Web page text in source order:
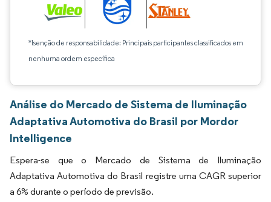
*Isenção de responsabilidade: Principais participantes classificados em
nenhuma ordem específica
Análise do Mercado de Sistema de Iluminação
Adaptativa Automotiva do Brasil por Mordor
Intelligence
Espera-se que o Mercado de Sistema de Iluminação
Adaptativa Automotiva do Brasil registre uma CAGR superior
a 6% durante o período de previsão.